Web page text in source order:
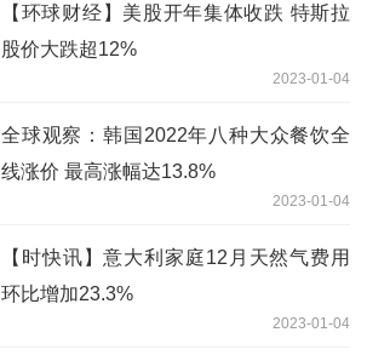
【环球财经】美股开年集体收跌 特斯拉
股价大跌超12%
2023-01-04
全球观察：韩国2022年八种大众餐饮全
线涨价 最高涨幅达13.8%
2023-01-04
【时快讯】意大利家庭12月天然气费用
环比增加23.3%
2023-01-04